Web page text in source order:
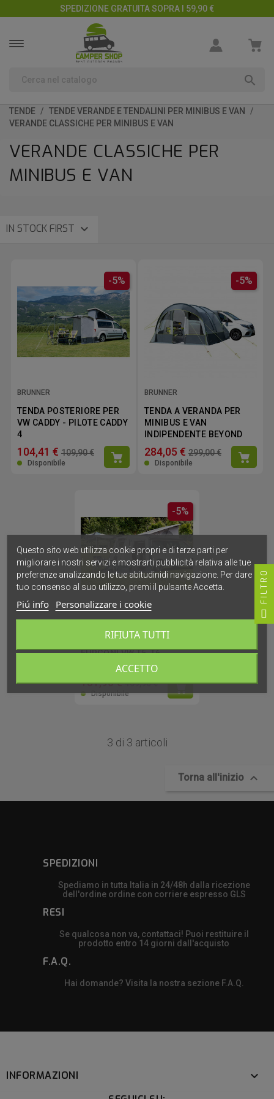
SPEDIZIONE GRATUITA SOPRA I 59,90 €

TENDE
TENDE VERANDE E TENDALINI PER MINIBUS E VAN
VERANDE CLASSICHE PER MINIBUS E VAN
VERANDE CLASSICHE PER
MINIBUS E VAN
IN STOCK FIRST 
BRUNNER
TENDA POSTERIORE PER
VW CADDY - PILOTE CADDY
4
104,41 € 109,90 €
Disponibile
-5%
BRUNNER
TENDA A VERANDA PER
MINIBUS E VAN
INDIPENDENTE BEYOND
284,05 € 299,00 €
Disponibile
-5%
TENDA POSTERIORE PER
FURGONI VW T5-T6 -
151,90 € 159,90 €
Disponibile
-5%
3 di 3 articoli
Torna all'inizio 
SPEDIZIONI
Spediamo in tutta Italia in 24/48h dalla ricezione
dell'ordine ordine con corriere espresso GLS
RESI
Se qualcosa non va, contattaci! Puoi restituire il
prodotto entro 14 giorni dall'acquisto
F.A.Q.
Hai domande? Visita la nostra sezione F.A.Q.
INFORMAZIONI 
Questo sito web utilizza cookie propri e di terze parti per
migliorare i nostri servizi e mostrarti pubblicità relativa alle tue
preferenze analizzando le tue abitudinidi navigazione. Per dare il
tuo consenso al suo utilizzo, premi il pulsante Accetta.
Piú info Personalizzare i cookie
RIFIUTA TUTTI
ACCETTO
FILTRO